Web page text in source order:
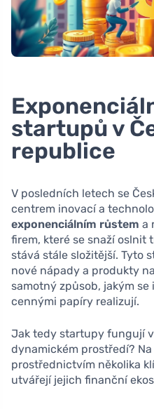
startupů v
republice
V posledních letech se
centrem inovací a
exponenciálním růstem a
firem, které se snaží oslnit
stává stále složitější. Tyto
nové nápady a produkty
samotný způsob, jakým
cennými papíry realizují.
Jak tedy startupy fungují
dynamickém prostředí?
prostřednictvím několika
utvářejí jejich finanční